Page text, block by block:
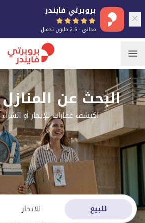
بروبرتي فايندر
مجاني - 2.5 مليون تحميل
البحث عن
اكتشف عقارات للإيجار أو الشراء
للبيع للايجار